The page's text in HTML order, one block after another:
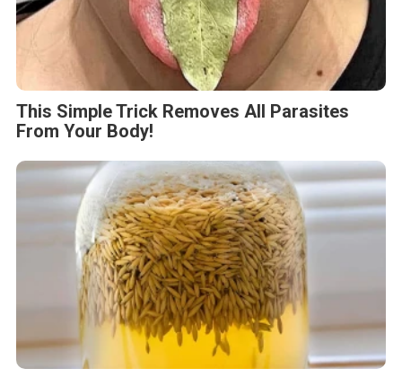
This Simple Trick Removes All Parasites
From Your Body!